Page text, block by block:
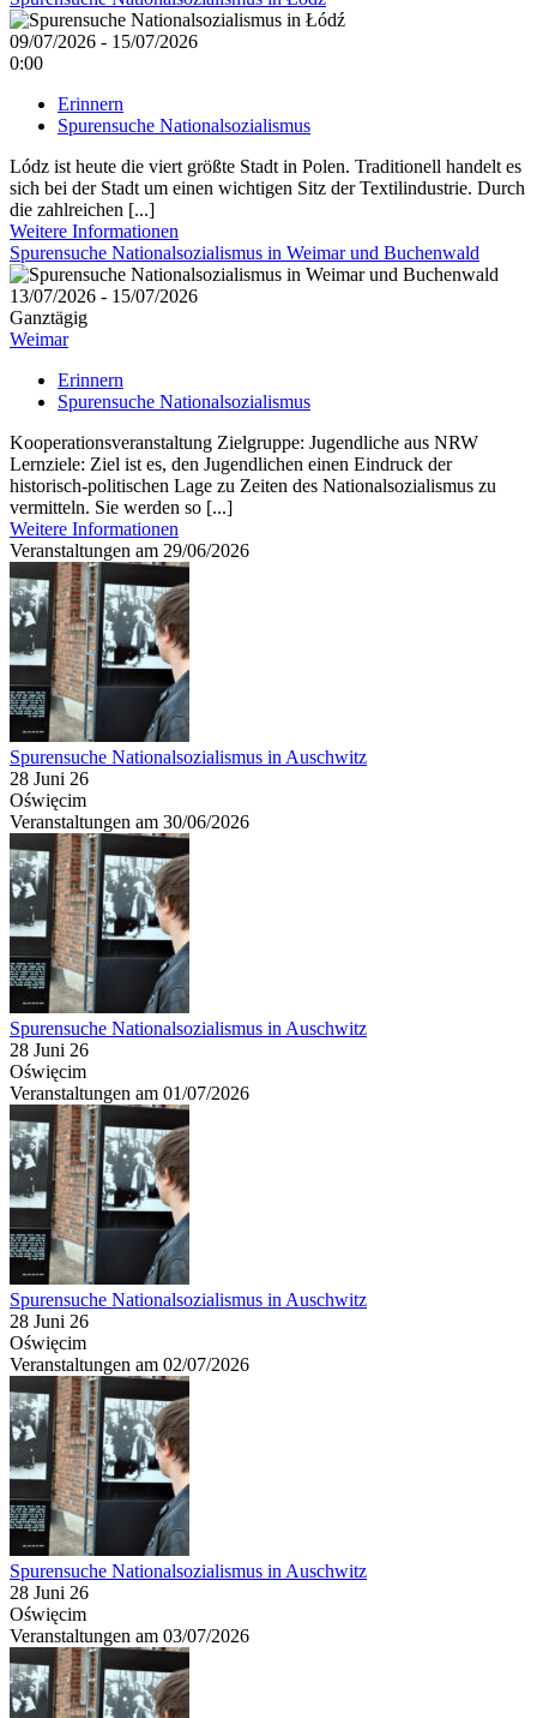
09/07/2026 - 15/07/2026
0:00
Erinnern
Spurensuche Nationalsozialismus
Lódz ist heute die viert größte Stadt in Polen. Traditionell handelt es
sich bei der Stadt um einen wichtigen Sitz der Textilindustrie. Durch
die zahlreichen [...]
Weitere Informationen
Spurensuche Nationalsozialismus in Weimar und Buchenwald
13/07/2026 - 15/07/2026
Ganztägig
Weimar
Erinnern
Spurensuche Nationalsozialismus
Kooperationsveranstaltung Zielgruppe: Jugendliche aus NRW
Lernziele: Ziel ist es, den Jugendlichen einen Eindruck der
historisch-politischen Lage zu Zeiten des Nationalsozialismus zu
vermitteln. Sie werden so [...]
Weitere Informationen
Veranstaltungen am 29/06/2026
Spurensuche Nationalsozialismus in Auschwitz
28 Juni 26
Oświęcim
Veranstaltungen am 30/06/2026
Spurensuche Nationalsozialismus in Auschwitz
28 Juni 26
Oświęcim
Veranstaltungen am 01/07/2026
Spurensuche Nationalsozialismus in Auschwitz
28 Juni 26
Oświęcim
Veranstaltungen am 02/07/2026
Spurensuche Nationalsozialismus in Auschwitz
28 Juni 26
Oświęcim
Veranstaltungen am 03/07/2026